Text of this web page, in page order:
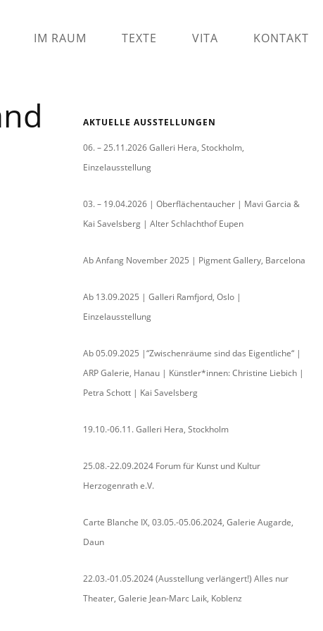
IM RAUM TEXTE VITA KONTAKT
AKTUELLE AUSSTELLUNGEN
06. – 25.11.2026 Galleri Hera, Stockholm,
Einzelausstellung
03. – 19.04.2026 | Oberflächentaucher | Mavi Garcia &
Kai Savelsberg | Alter Schlachthof Eupen
Ab Anfang November 2025 | Pigment Gallery, Barcelona
Ab 13.09.2025 | Galleri Ramfjord, Oslo |
Einzelausstellung
Ab 05.09.2025 |“Zwischenräume sind das Eigentliche“ |
ARP Galerie, Hanau | Künstler*innen: Christine Liebich |
Petra Schott | Kai Savelsberg
19.10.-06.11. Galleri Hera, Stockholm
25.08.-22.09.2024 Forum für Kunst und Kultur
Herzogenrath e.V.
Carte Blanche IX, 03.05.-05.06.2024, Galerie Augarde,
Daun
22.03.-01.05.2024 (Ausstellung verlängert!) Alles nur
Theater, Galerie Jean-Marc Laik, Koblenz